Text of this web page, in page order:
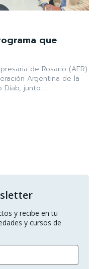
que
de Rosario (AER)
Argentina de la
Diab, junto...
y recibe en tu
y cursos de